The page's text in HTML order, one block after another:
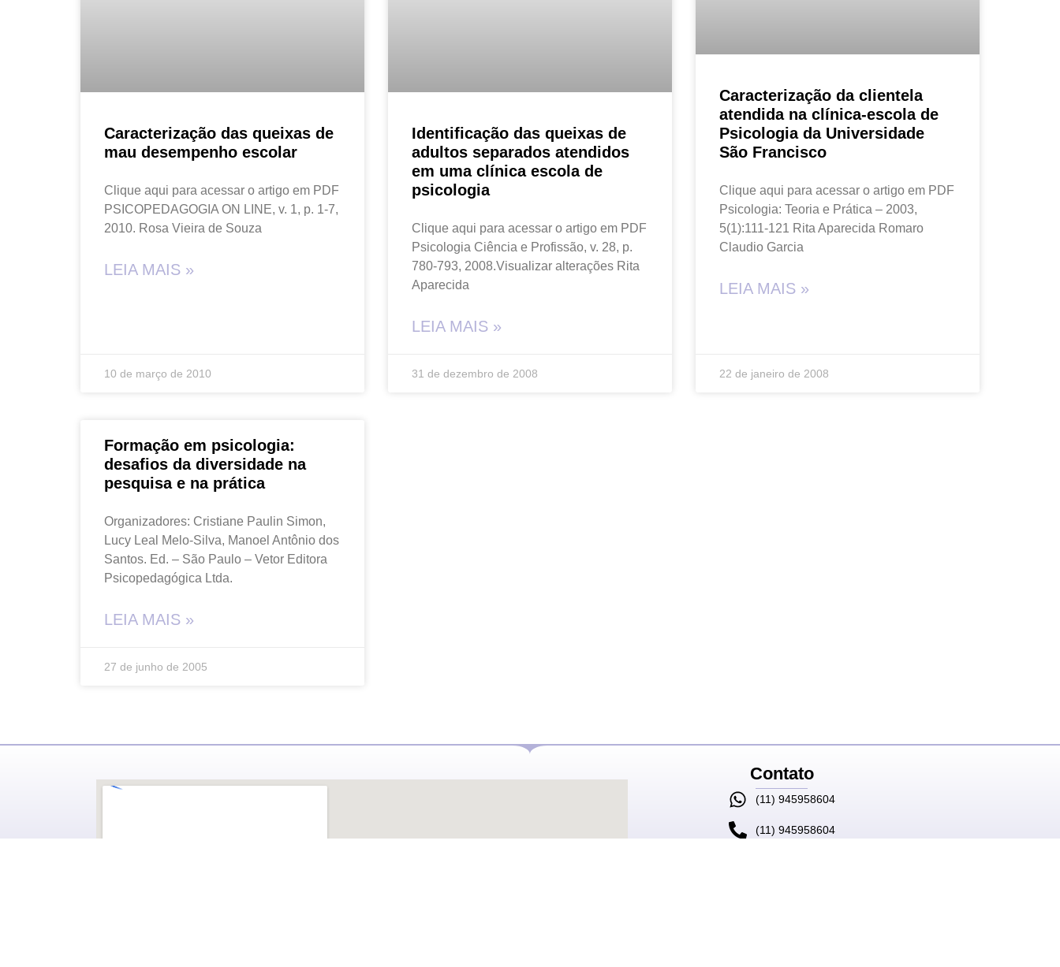
Caracterização das queixas de
mau desempenho escolar
Clique aqui para acessar o artigo em PDF
PSICOPEDAGOGIA ON LINE, v. 1, p. 1-7,
2010. Rosa Vieira de Souza
LEIA MAIS »
10 de março de 2010
Identificação das queixas de
adultos separados atendidos
em uma clínica escola de
psicologia
Clique aqui para acessar o artigo em PDF
Psicologia Ciência e Profissão, v. 28, p.
780-793, 2008.Visualizar alterações Rita
Aparecida
LEIA MAIS »
31 de dezembro de 2008
Caracterização da clientela
atendida na clínica-escola de
Psicologia da Universidade
São Francisco
Clique aqui para acessar o artigo em PDF
Psicologia: Teoria e Prática – 2003,
5(1):111-121 Rita Aparecida Romaro
Claudio Garcia
LEIA MAIS »
22 de janeiro de 2008
Formação em psicologia:
desafios da diversidade na
pesquisa e na prática
Organizadores: Cristiane Paulin Simon,
Lucy Leal Melo-Silva, Manoel Antônio dos
Santos. Ed. – São Paulo – Vetor Editora
Psicopedagógica Ltda.
LEIA MAIS »
27 de junho de 2005
Contato
(11) 945958604
(11) 945958604